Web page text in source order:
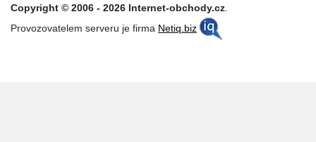
Copyright © 2006 - 2026 Internet-obchody.cz.
Provozovatelem serveru je firma Netiq.biz